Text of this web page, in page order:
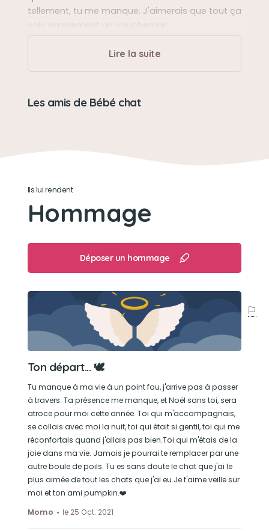
tellement, tu me manque. J'aimerais que tout ça
sois simplement un cauchemar.
Sa balade préférée
choses.
Son caractère
Affectueux, tendre, joueur, colleux, gentil ❤️
Son jouet préféré
Élastique
Son loisir préféré
Me suivre au toilette, grimper sur moi, se coucher
sur moi, se faire flatter, jouer avec mes
élastiques
Lire la suite
Les amis de Bébé chat
Ils lui rendent
Hommage
Déposer un hommage
Ton départ... 🕊
Tu manque à ma vie à un point fou, j'arrive pas à passer
à travers. Ta présence me manque, et Noël sans toi, sera
atroce pour moi cette année. Toi qui m'accompagnais,
se collais avec moi la nuit, toi qui était si gentil, toi qui me
réconfortais quand j'allais pas bien.Toi qui m'étais de la
joie dans ma vie. Jamais je pourrai te remplacer par une
autre boule de poils. Tu es sans doute le chat que j'ai le
plus aimée de tout les chats que j'ai eu.Je t'aime veille sur
moi et ton ami pumpkin.❤️
Momo
le 25 Oct. 2021